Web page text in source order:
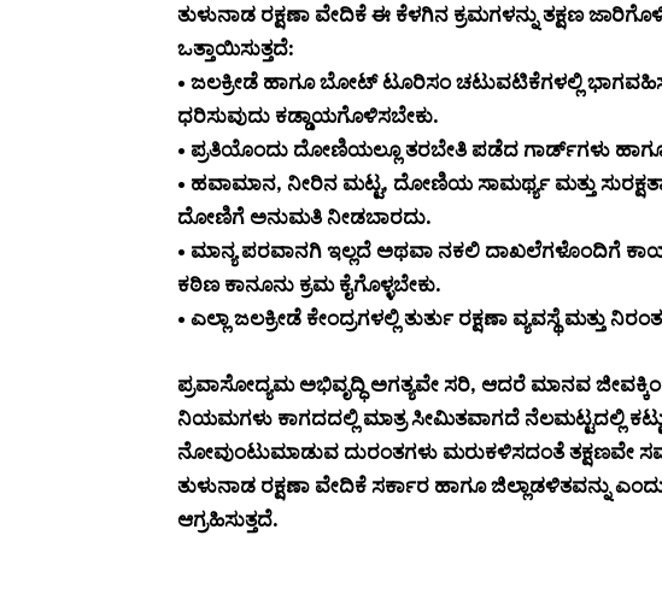
ತುಳುನಾಡ ರಕ್ಷಣಾ ವೇದಿಕೆ ಈ ಕೆಳಗಿನ ಕ್ರಮಗಳನ್ನು ತಕ್ಷಣ
ಒತ್ತಾಯಿಸುತ್ತದೆ:
• ಜಲಕ್ರೀಡೆ ಹಾಗೂ ಬೋಟ್ ಟೂರಿಸಂ ಚಟುವಟಿಕೆಗಳಲ್ಲಿ
ಧರಿಸುವುದು ಕಡ್ಡಾಯಗೊಳಿಸಬೇಕು.
• ಪ್ರತಿಯೊಂದು ದೋಣಿಯಲ್ಲೂ ತರಬೇತಿ ಪಡೆದ ಗಾರ್ಡ್‌ಗಳು ಹಾಗೂ
• ಹವಾಮಾನ, ನೀರಿನ ಮಟ್ಟ, ದೋಣಿಯ ಸಾಮರ್ಥ್ಯ ಮತ್ತು
ದೋಣಿಗೆ ಅನುಮತಿ ನೀಡಬಾರದು.
• ಮಾನ್ಯ ಪರವಾನಗಿ ಇಲ್ಲದೆ ಅಥವಾ ನಕಲಿ ದಾಖಲೆಗಳೊಂದಿಗೆ
ಕಠಿಣ ಕಾನೂನು ಕ್ರಮ ಕೈಗೊಳ್ಳಬೇಕು.
• ಎಲ್ಲಾ ಜಲಕ್ರೀಡೆ ಕೇಂದ್ರಗಳಲ್ಲಿ ತುರ್ತು ರಕ್ಷಣಾ ವ್ಯವಸ್ಥೆ ಮತ್ತು
ಪ್ರವಾಸೋದ್ಯಮ ಅಭಿವೃದ್ಧಿ ಅಗತ್ಯವೇ ಸರಿ, ಆದರೆ ಮಾನವ
ನಿಯಮಗಳು ಕಾಗದದಲ್ಲಿ ಮಾತ್ರ ಸೀಮಿತವಾಗದೆ ನೆಲಮಟ್ಟದಲ್ಲಿ
ನೋವುಂಟುಮಾಡುವ ದುರಂತಗಳು ಮರುಕಳಿಸದಂತೆ ತಕ್ಷಣವೇ
ತುಳುನಾಡ ರಕ್ಷಣಾ ವೇದಿಕೆ ಸರ್ಕಾರ ಹಾಗೂ ಜಿಲ್ಲಾಡಳಿತವನ್ನು
ಆಗ್ರಹಿಸುತ್ತದೆ.